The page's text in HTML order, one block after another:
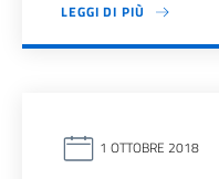
LEGGI DI PIÙ
1 OTTOBRE 2018